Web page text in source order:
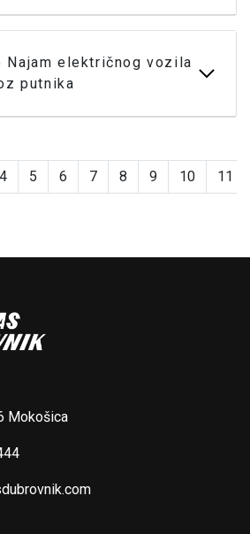
Najam električnog vozila
putnika
4 5 6 7 8 9 10 11
Mokošica